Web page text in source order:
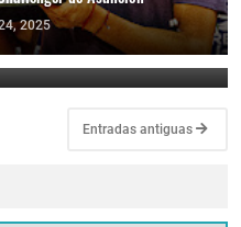
2025
vs. Emilio Nava por el título
de Asunción
2025
Entradas antiguas